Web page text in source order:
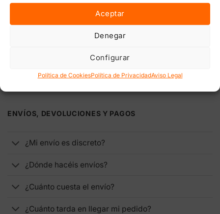
Aceptar
Denegar
Configurar
Política de CookiesPolítica de PrivacidadAviso Legal
Guarda mi nombre, correo electrónico y web en este
navegador para la próxima vez que comente.
ENVÍOS, DEVOLUCIONES Y PAGOS
¿Mi envío es discreto?
¿Dónde hacéis envíos?
¿Cuánto cuesta el envío?
¿Cuánto tarda en llegar mi pedido?